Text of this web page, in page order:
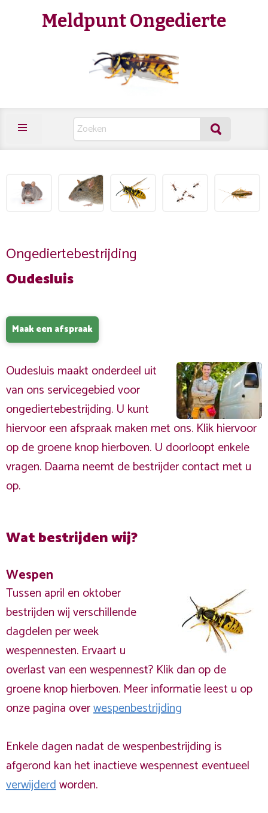
Meldpunt Ongedierte
Ongediertebestrijding
Oudesluis
Maak een afspraak
Oudesluis maakt onderdeel uit
van ons servicegebied voor
ongediertebestrijding. U kunt
hiervoor een afspraak maken met ons. Klik hiervoor
op de groene knop hierboven. U doorloopt enkele
vragen. Daarna neemt de bestrijder contact met u
op.
Wat bestrijden wij?
Wespen
Tussen april en oktober
bestrijden wij verschillende
dagdelen per week
wespennesten. Ervaart u
overlast van een wespennest? Klik dan op de
groene knop hierboven. Meer informatie leest u op
onze pagina overwespenbestrijding
Enkele dagen nadat de wespenbestrijding is
afgerond kan het inactieve wespennest eventueel
verwijderdworden.